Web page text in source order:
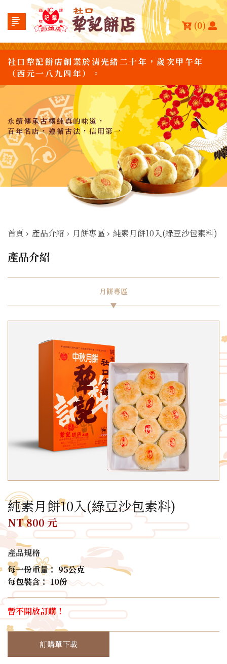
(0)
社口犂記餅店創業於清光緒二十年，歲次甲午年
（西元一八九四年）。
永續傳承古樸純真的味道，
百年名店，遵循古法，信用第一
首頁 › 產品介紹 › 月餅專區 › 純素月餅10入(綠豆沙包素料)
產品介紹
月餅專區
純素月餅10入(綠豆沙包素料)
NT 800 元
產品規格
每一份重量： 95公克
每包裝含： 10份
暫不開放訂購！
訂購單下載